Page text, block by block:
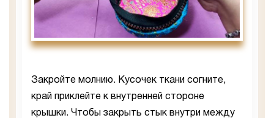
Закройте молнию. Кусочек ткани согните,
край приклейте к внутренней стороне
крышки. Чтобы закрыть стык внутри между